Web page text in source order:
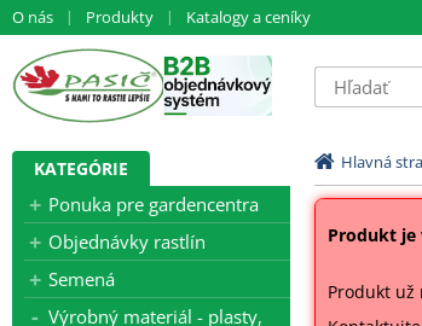
O nás Produkty Katalogy a ceníky
KATEGÓRIE
Ponuka pre gardencentra
Objednávky rastlín
Semená
Výrobný materiál - plasty,
Hlavná
Produkt je
Produkt už